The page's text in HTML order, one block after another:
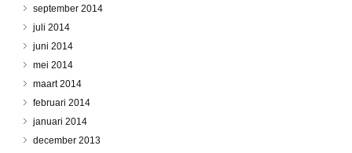
september 2014
juli 2014
juni 2014
mei 2014
maart 2014
februari 2014
januari 2014
december 2013